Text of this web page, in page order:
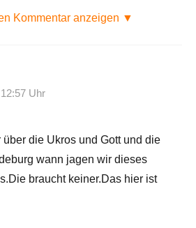
Kommentar anzeigen ▼
Uhr
die Ukros und Gott und die
wann jagen wir dieses
braucht keiner.Das hier ist